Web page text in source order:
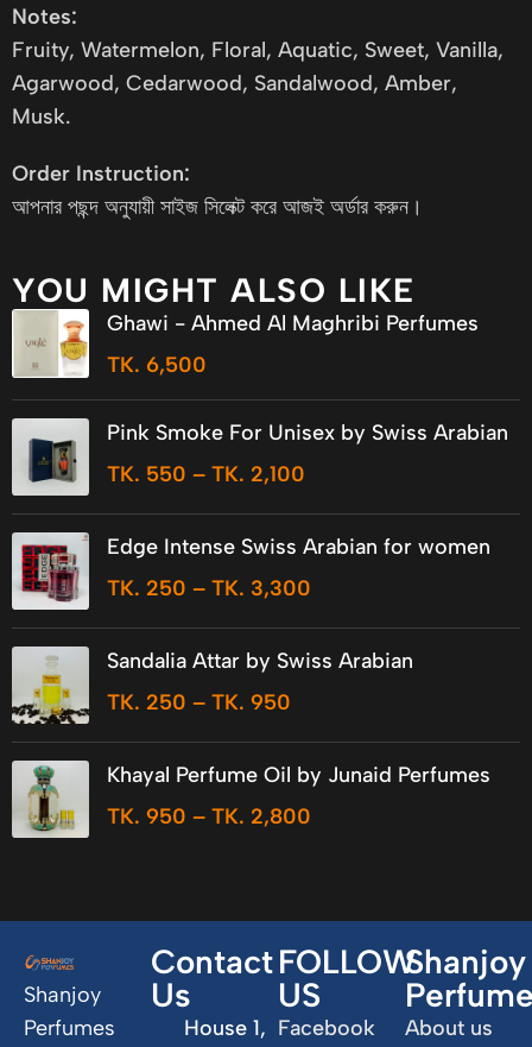
Notes:
Fruity, Watermelon, Floral, Aquatic, Sweet, Vanilla,
Agarwood, Cedarwood, Sandalwood, Amber,
Musk.
Order Instruction:
আপনার পছন্দ অনুযায়ী সাইজ সিলেক্ট করে আজই অর্ডার করুন।
YOU MIGHT ALSO LIKE
Ghawi - Ahmed Al Maghribi Perfumes
TK. 6,500
Pink Smoke For Unisex by Swiss Arabian
TK. 550 – TK. 2,100
Edge Intense Swiss Arabian for women
TK. 250 – TK. 3,300
Sandalia Attar by Swiss Arabian
TK. 250 – TK. 950
Khayal Perfume Oil by Junaid Perfumes
TK. 950 – TK. 2,800
Shanjoy
Perfumes
Contact
Us
House 1,
FOLLOW
US
Facebook
Shanjoy
About us